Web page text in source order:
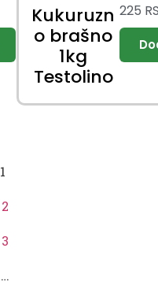
Kukuruzn
o brašno
1kg
Testolino
225
1
2
3
…